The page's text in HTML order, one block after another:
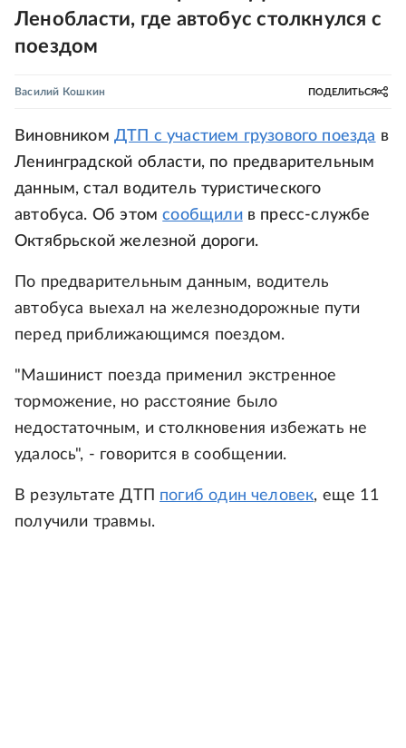
Ленобласти, где автобус столкнулся с
поездом
Василий Кошкин ПОДЕЛИТЬСЯ
Виновником ДТП с участием грузового поезда в
Ленинградской области, по предварительным
данным, стал водитель туристического
автобуса. Об этомсообщилив пресс-службе
Октябрьской железной дороги.
По предварительным данным, водитель
автобуса выехал на железнодорожные пути
перед приближающимся поездом.
"Машинист поезда применил экстренное
торможение, но расстояние было
недостаточным, и столкновения избежать не
удалось", - говорится в сообщении.
В результате ДТП погиб один человек, еще 11
получили травмы.